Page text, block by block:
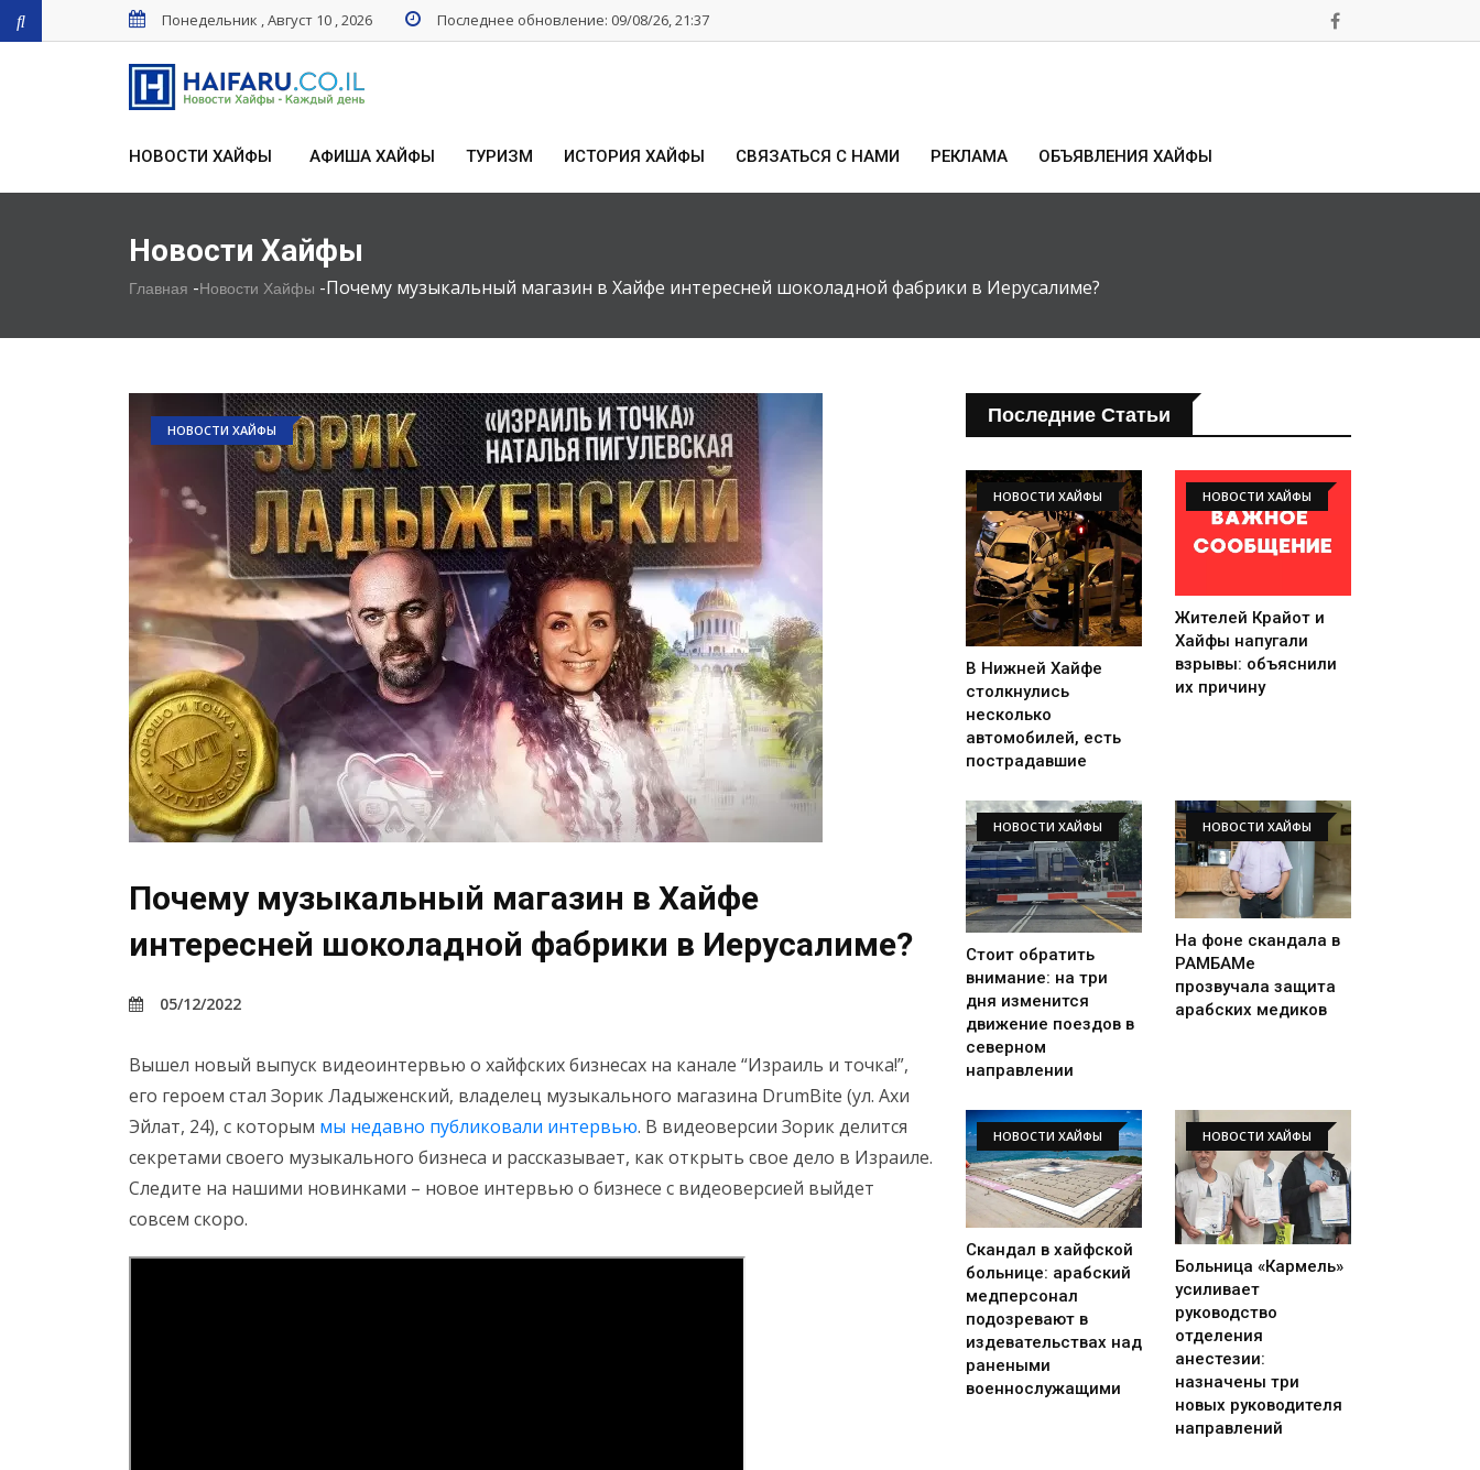
Понедельник , Август 10 , 2026 Последнее обновление: 09/08/26, 21:37
НОВОСТИ ХАЙФЫ АФИША ХАЙФЫ ТУРИЗМ ИСТОРИЯ ХАЙФЫ СВЯЗАТЬСЯ С НАМИ РЕКЛАМА ОБЪЯВЛЕНИЯ ХАЙФЫ
Новости Хайфы
Главная -Новости Хайфы -Почему музыкальный магазин в Хайфе интересней шоколадной фабрики в Иерусалиме?
НОВОСТИ ХАЙФЫ
Почему музыкальный магазин в Хайфе
интересней шоколадной фабрики в Иерусалиме?
05/12/2022
Вышел новый выпуск видеоинтервью о хайфских бизнесах на канале “Израиль и точка!”,
его героем стал Зорик Ладыженский, владелец музыкального магазина DrumBite (ул. Ахи
Эйлат, 24), с которым мы недавно публиковали интервью. В видеоверсии Зорик делится
секретами своего музыкального бизнеса и рассказывает, как открыть свое дело в Израиле.
Следите на нашими новинками – новое интервью о бизнесе с видеоверсией выйдет
совсем скоро.
Последние Статьи
НОВОСТИ ХАЙФЫ
В Нижней Хайфе
столкнулись
несколько
автомобилей, есть
пострадавшие
НОВОСТИ ХАЙФЫ
Жителей Крайот и
Хайфы напугали
взрывы: объяснили
их причину
НОВОСТИ ХАЙФЫ
Стоит обратить
внимание: на три
дня изменится
движение поездов в
северном
направлении
НОВОСТИ ХАЙФЫ
На фоне скандала в
РАМБАМе
прозвучала защита
арабских медиков
НОВОСТИ ХАЙФЫ
Скандал в хайфской
больнице: арабский
медперсонал
подозревают в
издевательствах над
ранеными
военнослужащими
НОВОСТИ ХАЙФЫ
Больница «Кармель»
усиливает
руководство
отделения
анестезии:
назначены три
новых руководителя
направлений